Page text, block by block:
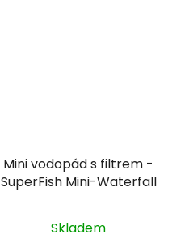
Mini vodopád s filtrem -
SuperFish Mini-Waterfall
Skladem